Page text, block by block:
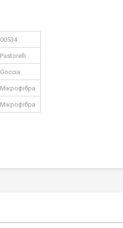
00534
Pastorelli
Goccia
Мікрофібра
Мікрофібра